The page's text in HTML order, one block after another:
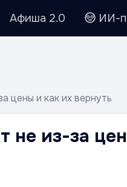
Афиша 2.0 ИИ-
цены и как их вернуть
не из-за